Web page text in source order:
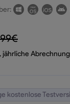
€
jährliche
kostenlose